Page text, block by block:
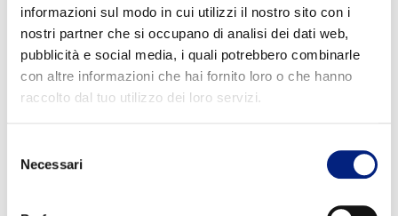
informazioni sul modo in cui utilizzi il nostro sito con i
nostri partner che si occupano di analisi dei dati web,
pubblicità e social media, i quali potrebbero combinarle
con altre informazioni che hai fornito loro o che hanno
raccolto dal tuo utilizzo dei loro servizi.
delNecessari